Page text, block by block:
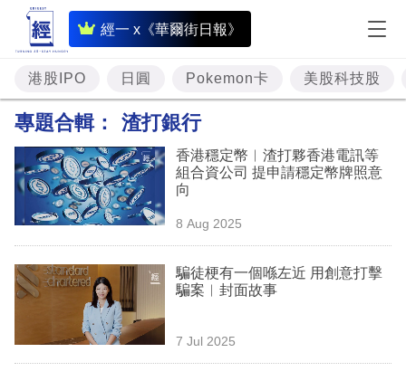
經一 x《華爾街日報》
即
時
財
經
題
投
資
樓
理
港股IPO 日圓 Pokemon卡 美股科技股
專題合輯： 渣打銀行
香港穩定幣︳渣打夥香港電訊等
組合資公司 提申請穩定幣牌照意
向
8 Aug 2025
騙徒梗有一個喺左近 用創意打擊
騙案︳封面故事
7 Jul 2025